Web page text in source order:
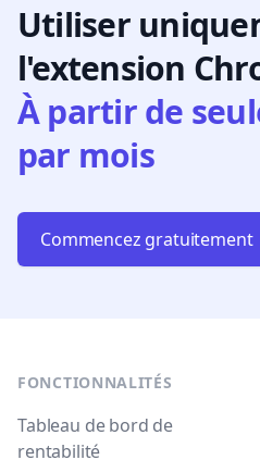
Utiliser
l'extension
À partir de
par mois
Commencez gratuitement
FONCTIONNALITÉS
Tableau de bord de
rentabilité